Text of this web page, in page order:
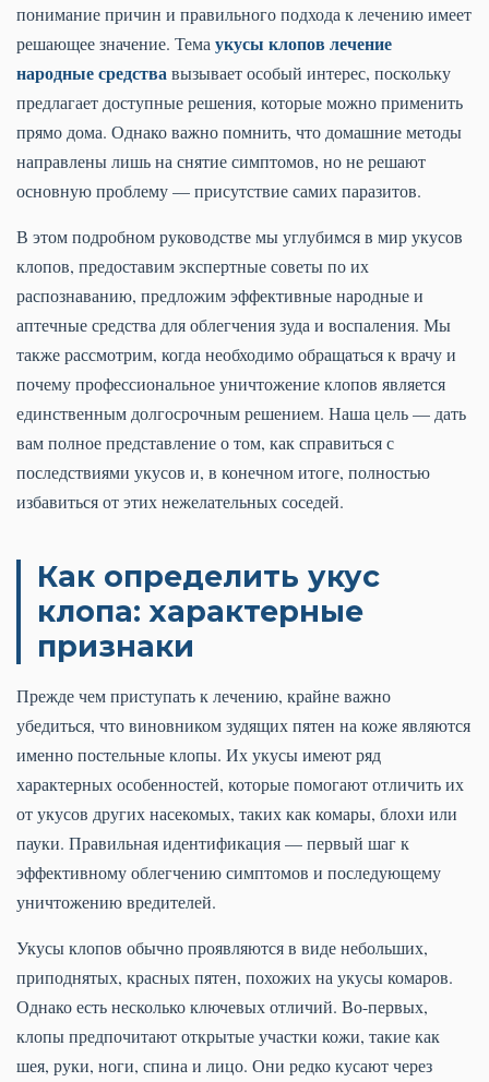
понимание причин и правильного подхода к лечению имеет
решающее значение. Темаукусы клопов лечение
народные средствавызывает особый интерес, поскольку
предлагает доступные решения, которые можно применить
прямо дома. Однако важно помнить, что домашние методы
направлены лишь на снятие симптомов, но не решают
основную проблему — присутствие самих паразитов.
В этом подробном руководстве мы углубимся в мир укусов
клопов, предоставим экспертные советы по их
распознаванию, предложим эффективные народные и
аптечные средства для облегчения зуда и воспаления. Мы
также рассмотрим, когда необходимо обращаться к врачу и
почему профессиональное уничтожение клопов является
единственным долгосрочным решением. Наша цель — дать
вам полное представление о том, как справиться с
последствиями укусов и, в конечном итоге, полностью
избавиться от этих нежелательных соседей.
Как определить укус
клопа: характерные
признаки
Прежде чем приступать к лечению, крайне важно
убедиться, что виновником зудящих пятен на коже являются
именно постельные клопы. Их укусы имеют ряд
характерных особенностей, которые помогают отличить их
от укусов других насекомых, таких как комары, блохи или
пауки. Правильная идентификация — первый шаг к
эффективному облегчению симптомов и последующему
уничтожению вредителей.
Укусы клопов обычно проявляются в виде небольших,
приподнятых, красных пятен, похожих на укусы комаров.
Однако есть несколько ключевых отличий. Во-первых,
клопы предпочитают открытые участки кожи, такие как
шея, руки, ноги, спина и лицо. Они редко кусают через